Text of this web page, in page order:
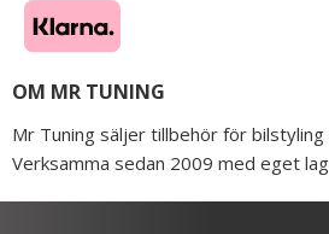
OM MR TUNING
Mr Tuning säljer tillbehör för bilstyling
Verksamma sedan 2009 med eget